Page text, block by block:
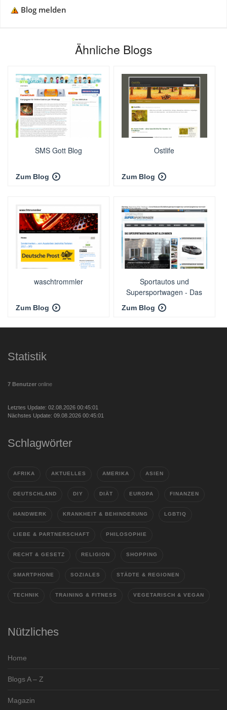
Blog melden
Ähnliche Blogs
SMS Gott Blog
Zum Blog
Ostlife
Zum Blog
waschtrommler
Zum Blog
Sportautos und
Supersportwagen - Das
Hochglanzmagazin
Zum Blog
Statistik
7 Benutzer online
Letztes Update: 02.08.2026 00:45:01
Nächstes Update: 09.08.2026 00:45:01
Schlagwörter
AFRIKA AKTUELLES AMERIKA ASIEN
DEUTSCHLAND DIY DIÄT EUROPA FINANZEN
HANDWERK KRANKHEIT & BEHINDERUNG LGBTIQ
LIEBE & PARTNERSCHAFT PHILOSOPHIE
RECHT & GESETZ RELIGION SHOPPING
SMARTPHONE SOZIALES STÄDTE & REGIONEN
TECHNIK TRAINING & FITNESS VEGETARISCH & VEGAN
Nützliches
Home
Blogs A – Z
Magazin